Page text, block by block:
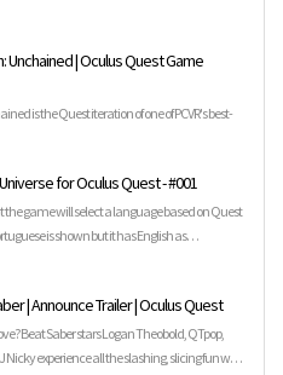
인 5 이동통신사들이 5G의 핵심서비스인 VR
있는데요. 게임을...
Unchained | Oculus Quest Game
is the Quest iteration of one of PCVR's best-
spooky archery game that's been gi…
for Oculus Quest - #001
the game will select a language based on Quest
is shown but it has English as…
| Announce Trailer | Oculus Quest
Beat Saber stars Logan Theobold, QTpop,
Nicky experience all the slashing, slicing fun w…